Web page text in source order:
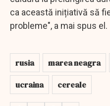
ca această inițiativă să
probleme", a mai spus el.
rusia marea neagra
ucraina
cereale